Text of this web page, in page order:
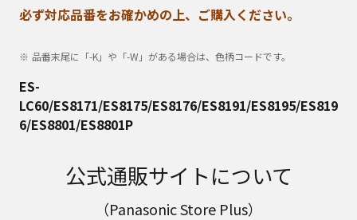
必ず対応品番をお確かめの上、ご購入ください。
品番末尾に「-K」や「-W」がある場合は、色柄コードです。
ES-
LC60/ES8171/ES8175/ES8176/ES8191/ES8195/ES819
6/ES8801/ES8801P
公式通販サイトについて
（Panasonic Store Plus）